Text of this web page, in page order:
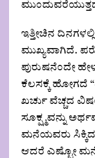
ಇತ್ತೀಚಿನ
ಮುಖ್ಯವಾಗಿದೆ.
ಪುರುಷನೆಂದೇ
ಕೆಲಸಕ್ಕೆ ಹೋಗದೆ
ಖರ್ಚು ವೆಚ್ಚದ
ಸೂಕ್ಷ್ಮವನ್ನು
ಮನೆಯವರು
ಆದರೆ ಎಷ್ಟೋ